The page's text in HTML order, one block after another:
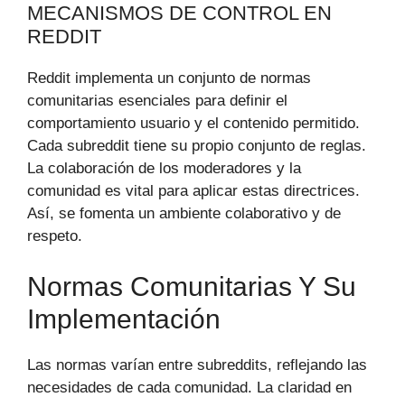
MECANISMOS DE CONTROL EN
REDDIT
Reddit implementa un conjunto de normas
comunitarias esenciales para definir el
comportamiento usuario y el contenido permitido.
Cada subreddit tiene su propio conjunto de reglas.
La colaboración de los moderadores y la
comunidad es vital para aplicar estas directrices.
Así, se fomenta un ambiente colaborativo y de
respeto.
Normas Comunitarias Y Su
Implementación
Las normas varían entre subreddits, reflejando las
necesidades de cada comunidad. La claridad en